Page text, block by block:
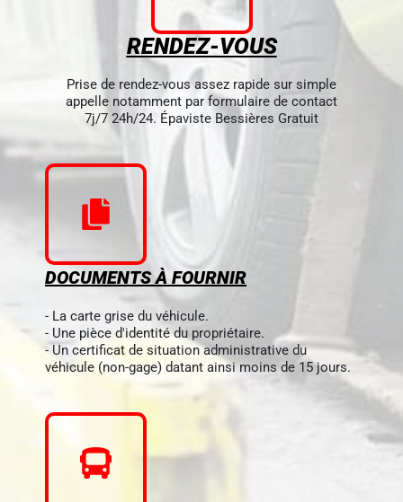
RENDEZ-VOUS
Prise de rendez-vous assez rapide sur simple
appelle notamment par formulaire de contact
7j/7 24h/24. Épaviste Bessières Gratuit
DOCUMENTS À FOURNIR
- La carte grise du véhicule.
- Une pièce d'identité du propriétaire.
- Un certificat de situation administrative du
véhicule (non-gage) datant ainsi moins de 15 jours.